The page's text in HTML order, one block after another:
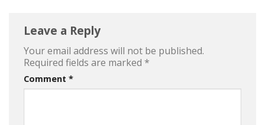
Leave a Reply
Your email address will not be published.
Required fields are marked *
Comment *